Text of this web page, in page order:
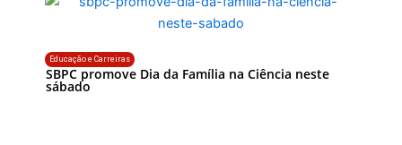
Educação e Carreiras
SBPC promove Dia da Família na Ciência neste
sábado